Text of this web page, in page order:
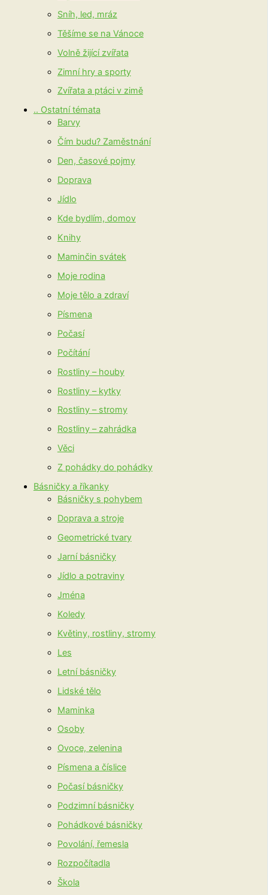
Sníh, led, mráz
Těšíme se na Vánoce
Volně žijící zvířata
Zimní hry a sporty
Zvířata a ptáci v zimě
.. Ostatní témata
Barvy
Čím budu? Zaměstnání
Den, časové pojmy
Doprava
Jídlo
Kde bydlím, domov
Knihy
Maminčin svátek
Moje rodina
Moje tělo a zdraví
Písmena
Počasí
Počítání
Rostliny – houby
Rostliny – kytky
Rostliny – stromy
Rostliny – zahrádka
Věci
Z pohádky do pohádky
Básničky a říkanky
Básničky s pohybem
Doprava a stroje
Geometrické tvary
Jarní básničky
Jídlo a potraviny
Jména
Koledy
Květiny, rostliny, stromy
Les
Letní básničky
Lidské tělo
Maminka
Osoby
Ovoce, zelenina
Písmena a číslice
Počasí básničky
Podzimní básničky
Pohádkové básničky
Povolání, řemesla
Rozpočítadla
Škola